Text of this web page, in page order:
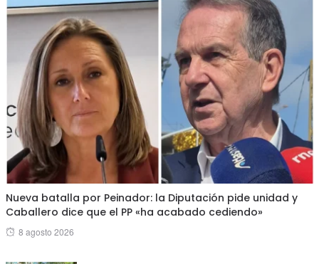
Nueva batalla por Peinador: la Diputación pide unidad y
Caballero dice que el PP «ha acabado cediendo»
Posted
8 agosto 2026